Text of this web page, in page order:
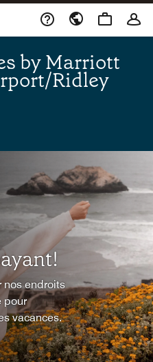
by Marriott
Ridley
nos endroits
pour
vacances.